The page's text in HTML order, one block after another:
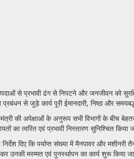
से प्रभावी ढंग से निपटने और जनजीवन को
प्रबंधन से जुड़े कार्य पूरी ईमानदारी, निष्ठा और
की अपेक्षाओं के अनुरूप सभी विभागों के बीच
का त्वरित एवं प्रभावी निस्तारण सुनिश्चित किया
निर्देश दिए कि पर्याप्त संख्या में मैनपावर और
कर उनकी मरम्मत एवं पुनर्स्थापन का कार्य शुरू किया